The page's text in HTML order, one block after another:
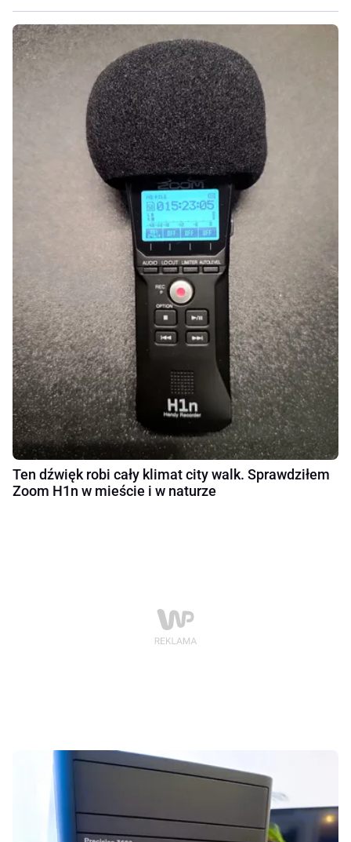
Ten dźwięk robi cały klimat city walk. Sprawdziłem
Zoom H1n w mieście i w naturze